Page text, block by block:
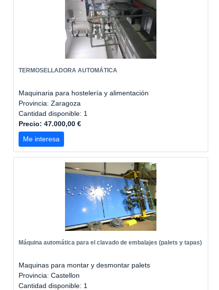
TERMOSELLADORA AUTOMÁTICA
Maquinaria para hostelería y alimentación
Provincia: Zaragoza
Cantidad disponible: 1
Precio: 47.000,00 €
Me interesa
Máquina automática para el clavado de embalajes (palets y tapas)
Maquinas para montar y desmontar palets
Provincia: Castellon
Cantidad disponible: 1